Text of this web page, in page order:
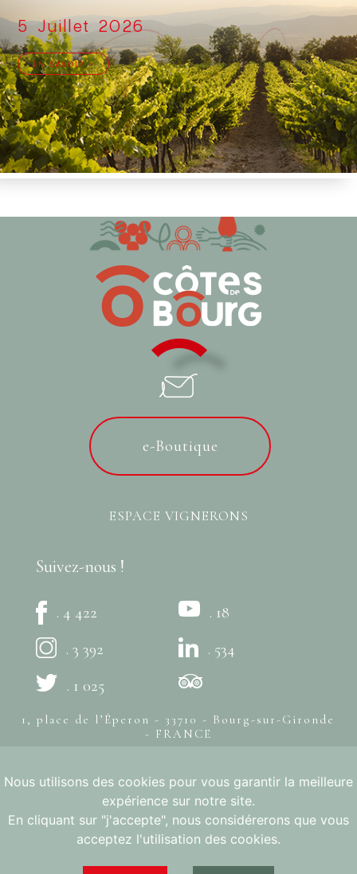
5 Juillet 2026
EN SAVOIR +
e-Boutique
ESPACE VIGNERONS
Suivez-nous !
. 4 422
. 3 392
. 1 025
. 18
. 534
1, place de l’Éperon - 33710 - Bourg-sur-Gironde
- FRANCE
© Syndicat des Côtes de Bourg - Mentions légales
- Création
L'ABUS D'ALCOOL EST DANGEREUX POUR LA SANTÉ, À
CONSOMMER AVEC MODÉRATION
Nous utilisons des cookies pour vous garantir la meilleure
expérience sur notre site.
En cliquant sur "j'accepte", nous considérerons que vous
acceptez l'utilisation des cookies.